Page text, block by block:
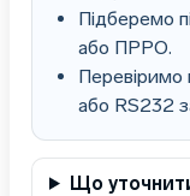
Підберемо
або ПРРО.
Перевіримо
або RS232
Що